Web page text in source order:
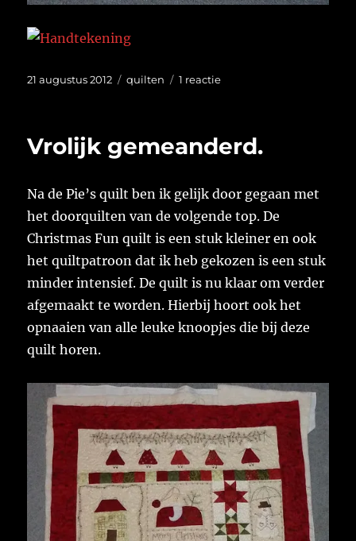
Geplaatst
21 augustus 2012 Categorieën
quilten 1 reactieop
Vrolijk gemeanderd.
Na de Pie’s quilt ben ik gelijk door gegaan met
het doorquilten van de volgende top. De
Christmas Fun quilt is een stuk kleiner en ook
het quiltpatroon dat ik heb gekozen is een stuk
minder intensief. De quilt is nu klaar om verder
afgemaakt te worden. Hierbij hoort ook het
opnaaien van alle leuke knoopjes die bij deze
quilt horen.